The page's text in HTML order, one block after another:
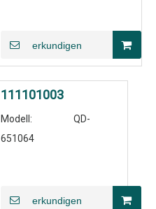
erkundigen
111101003
Modell:
QD-
651064
erkundigen